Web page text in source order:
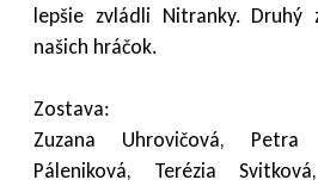
lepšie zvládli Nitranky.
našich hráčok.
Zostava:
Zuzana Uhrovičová, Petra
Páleniková, Terézia